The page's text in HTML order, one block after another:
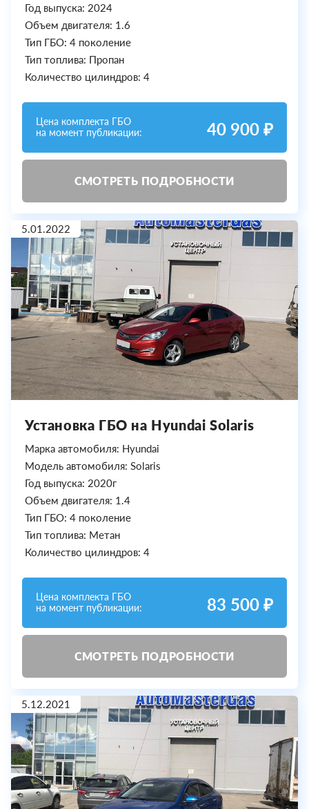
Год выпуска: 2024
Объем двигателя: 1.6
Тип ГБО: 4 поколение
Тип топлива: Пропан
Количество цилиндров: 4
Цена комплекта ГБО
на момент публикации:
40 900 ₽
СМОТРЕТЬ ПОДРОБНОСТИ
5.01.2022
Установка ГБО на Hyundai Solaris
Марка автомобиля: Hyundai
Модель автомобиля: Solaris
Год выпуска: 2020г
Объем двигателя: 1.4
Тип ГБО: 4 поколение
Тип топлива: Метан
Количество цилиндров: 4
Цена комплекта ГБО
на момент публикации:
83 500 ₽
СМОТРЕТЬ ПОДРОБНОСТИ
5.12.2021